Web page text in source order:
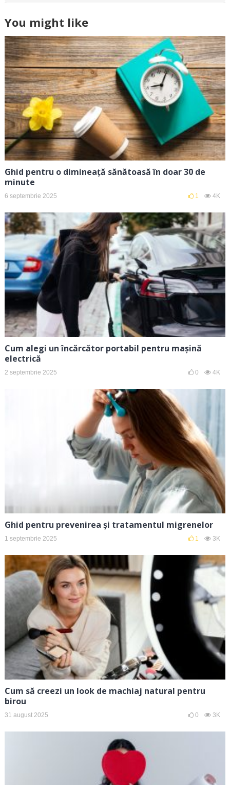
You might like
Ghid pentru o dimineață sănătoasă în doar 30 de
minute
6 septembrie 2025 1 4K
Cum alegi un încărcător portabil pentru mașină
electrică
2 septembrie 2025 0 4K
Ghid pentru prevenirea și tratamentul migrenelor
1 septembrie 2025 1 3K
Cum să creezi un look de machiaj natural pentru
birou
31 august 2025 0 3K